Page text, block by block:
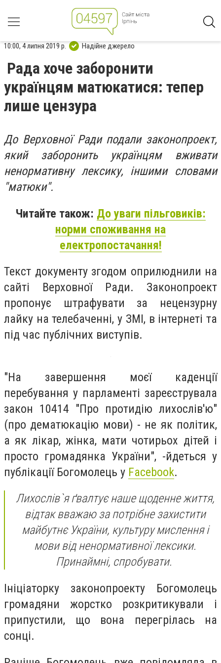
10:00, 4 липня 2019 р. Надійне джерело
Рада хоче заборонити
українцям матюкатися: тепер
лише цензура
До Верховної Ради подали законопроект,
який заборонить українцям вживати
ненормативну лексику, іншими словами
"матюки".
Читайте також: До уваги пільговиків:
норми споживання на
електропостачання!
Текст документу згодом оприлюднили на
сайті Верховної Ради. Законопроект
пропонує штрафувати за нецензурну
лайку на телебаченні, у ЗМІ, в інтернеті та
під час публічних виступів.
"На завершення моєї каденції
перебування у парламенті зареєструвала
закон 10414 "Про протидію лихослів'ю"
(про дематюкацію мови) - не як політик,
а як лікар, жінка, мати чотирьох дітей і
просто громадянка України", -йдеться у
публікації Богомолець у Facebook.
Лихослів`я ґвалтує наше щоденне життя,
відтак вважаю за потрібне захистити
майбутнє України, культуру мислення і
мови від ненормативної лексики.
Принаймні, спробувати.
Ініціаторку законопроекту Богомолець
громадяни жорстко розкритикували і
припустили, що вона перегрілась на
сонці.